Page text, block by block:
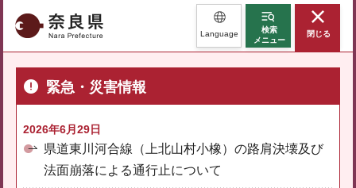
奈良県 Language
検索
メニュー
閉じる
緊急・災害情報
2026年6月29日
県道東川河合線（上北山村小橡）の路肩決壊及び
法面崩落による通行止について